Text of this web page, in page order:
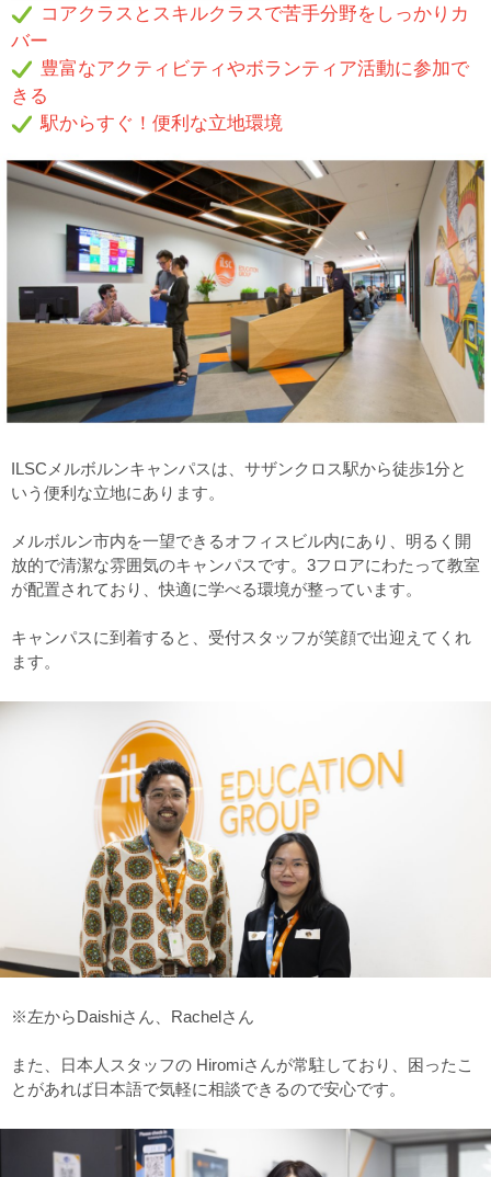
コアクラスとスキルクラスで苦手分野をしっかりカ
バー
豊富なアクティビティやボランティア活動に参加で
きる
駅からすぐ！便利な立地環境
ILSCメルボルンキャンパスは、サザンクロス駅から徒歩1分と
いう便利な立地にあります。
メルボルン市内を一望できるオフィスビル内にあり、明るく開
放的で清潔な雰囲気のキャンパスです。3フロアにわたって教室
が配置されており、快適に学べる環境が整っています。
キャンパスに到着すると、受付スタッフが笑顔で出迎えてくれ
ます。
※左からDaishiさん、Rachelさん
また、日本人スタッフの Hiromiさんが常駐しており、困ったこ
とがあれば日本語で気軽に相談できるので安心です。